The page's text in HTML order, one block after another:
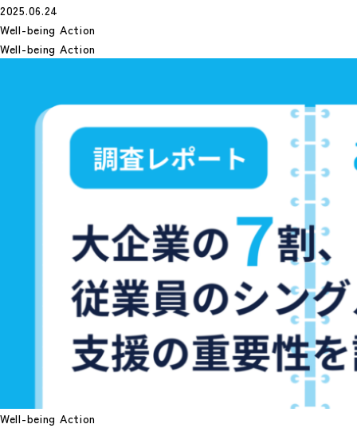
2025.06.24
Well-being Action
Well-being Action
Well-being Action